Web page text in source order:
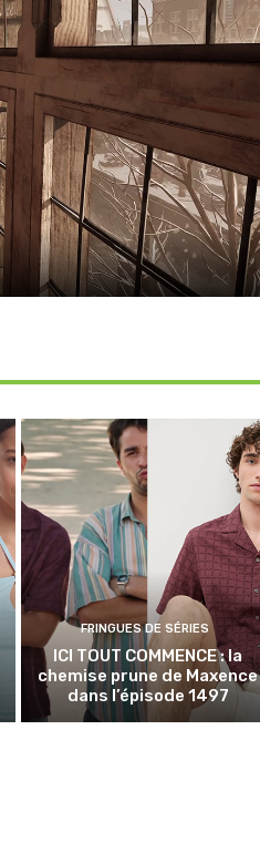
FRINGUES DE SÉRIES
ICI TOUT COMMENCE : la
chemise prune de Maxence
dans l’épisode 1497